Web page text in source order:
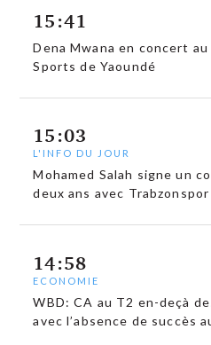
15:41
Dena Mwana en concert au
Sports de Yaoundé
15:03
L'INFO DU JOUR
Mohamed Salah signe un
deux ans avec Trabzonspor
14:58
ECONOMIE
WBD: CA au T2 en-deçà
avec l’absence de succès